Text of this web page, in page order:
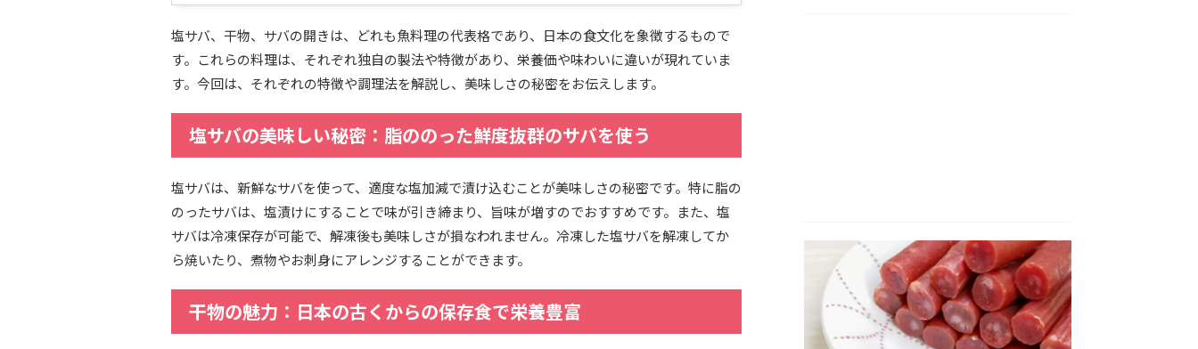
塩サバ、干物、サバの開きは、どれも魚料理の代表格であり、日本の食文化を象徴するもので
す。これらの料理は、それぞれ独自の製法や特徴があり、栄養価や味わいに違いが現れていま
す。今回は、それぞれの特徴や調理法を解説し、美味しさの秘密をお伝えします。
塩サバの美味しい秘密：脂ののった鮮度抜群のサバを使う
塩サバは、新鮮なサバを使って、適度な塩加減で漬け込むことが美味しさの秘密です。特に脂の
のったサバは、塩漬けにすることで味が引き締まり、旨味が増すのでおすすめです。また、塩
サバは冷凍保存が可能で、解凍後も美味しさが損なわれません。冷凍した塩サバを解凍してか
ら焼いたり、煮物やお刺身にアレンジすることができます。
干物の魅力：日本の古くからの保存食で栄養豊富